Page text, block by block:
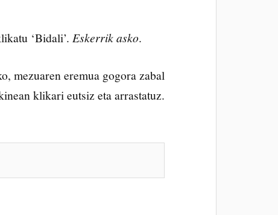
‘Bidali’. Eskerrik asko.
mezuaren eremua gogora zabal
klikari eutsiz eta arrastatuz.